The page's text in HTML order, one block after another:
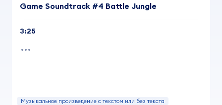
Game Soundtrack #4 Battle Jungle
3:25
Музыкальное произведение с текстом или без текста